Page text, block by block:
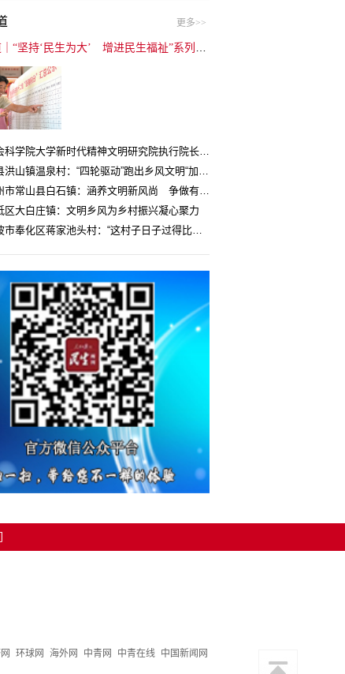
更多>>
中国社会科学院大学新时代精神文明研究院执行院长王维国：文明村镇创建为乡村注入持久发展动力
湖北随县洪山镇温泉村：“四轮驱动”跑出乡风文明“加速度”
浙江衢州市常山县白石镇：涵养文明新风尚 争做有礼白石人
区大白庄镇：文明乡风为乡村振兴凝心聚力
浙江宁波市奉化区蒋家池头村：“这村子日子过得比城里还舒心”
环球网 海外网 中青网 中青在线
中国新闻网